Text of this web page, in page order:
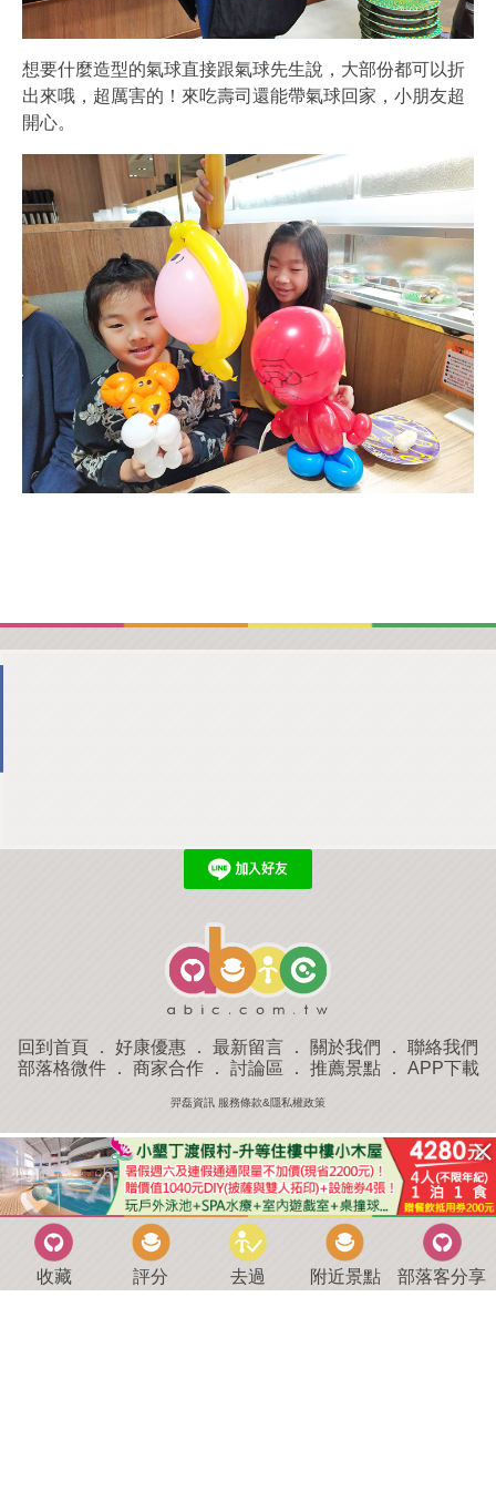
想要什麼造型的氣球直接跟氣球先生說，大部份都可以折
出來哦，超厲害的！來吃壽司還能帶氣球回家，小朋友超
開心。
回到首頁 ． 好康優惠 ． 最新留言 ． 關於我們 ． 聯絡我們
部落格微件． 商家合作． 討論區 ． 推薦景點． APP下載
羿磊資訊 服務條款&隱私權政策
收藏 評分 去過 附近景點 部落客分享